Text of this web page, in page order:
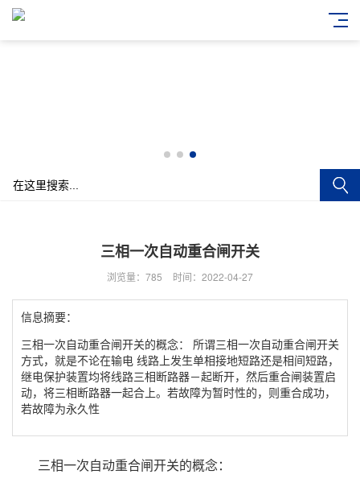
三相一次自动重合闸开关
浏览量：785 时间：2022-04-27
信息摘要：
三相一次自动重合闸开关的概念： 所谓三相一次自动重合闸开关
方式，就是不论在输电 线路上发生单相接地短路还是相间短路，
继电保护装置均将线路三相断路器－起断开，然后重合闸装置启
动，将三相断路器一起合上。若故障为暂时性的，则重合成功，
若故障为永久性
三相一次自动重合闸开关的概念：